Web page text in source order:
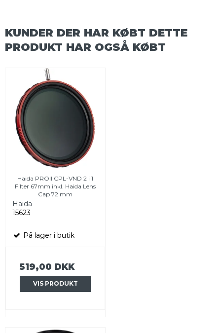
KUNDER DER HAR KØBT DETTE
PRODUKT HAR OGSÅ KØBT
Haida PROII CPL-VND 2 i 1
Filter 67mm inkl. Haida Lens
Cap 72 mm
Haida
15623
På lager i butik
519,00 DKK
VIS PRODUKT